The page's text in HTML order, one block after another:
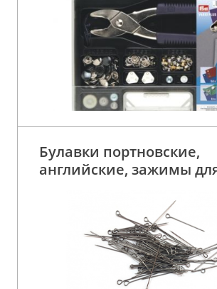
Булавки портновские,
английские, зажимы